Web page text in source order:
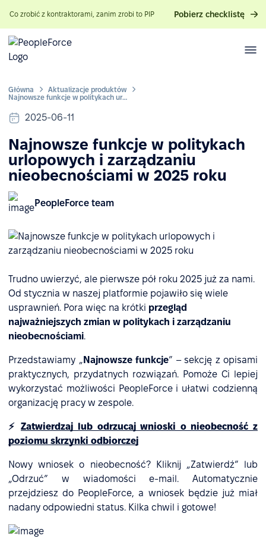
Co zrobić z kontraktorami, zanim zrobi to PIP Pobierz checklistę
Główna
Aktualizacje produktów
Najnowsze funkcje w politykach urlopowych i zarządzaniu nieobecnościami w 2025 roku
2025-06-11
Najnowsze funkcje w politykach
urlopowych i zarządzaniu
nieobecnościami w 2025 roku
PeopleForce team
Trudno uwierzyć, ale pierwsze pół roku 2025 już za nami.
Od stycznia w naszej platformie pojawiło się wiele
usprawnień. Pora więc na krótki przegląd
najważniejszych zmian w politykach i zarządzaniu
nieobecnościami.
Przedstawiamy „ Najnowsze funkcje” – sekcję z opisami
praktycznych, przydatnych rozwiązań. Pomoże Ci lepiej
wykorzystać możliwości PeopleForce i ułatwi codzienną
organizację pracy w zespole.
⚡Zatwierdzaj lub odrzucaj wnioski o nieobecność z
poziomu skrzynki odbiorczej
Nowy wniosek o nieobecność? Kliknij „Zatwierdź” lub
„Odrzuć” w wiadomości e-mail. Automatycznie
przejdziesz do PeopleForce, a wniosek będzie już miał
nadany odpowiedni status. Kilka chwil i gotowe!